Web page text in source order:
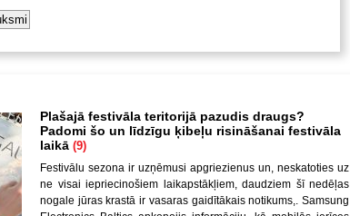
Plašajā festivāla teritorijā pazudis draugs?
Padomi šo un līdzīgu ķibeļu risināšanai festivāla
laikā (9)
Festivālu sezona ir uzņēmusi apgriezienus un, neskatoties uz
ne visai iepriecinošiem laikapstākļiem, daudziem šī nedēļas
nogale jūras krastā ir vasaras gaidītākais notikums,. Samsung